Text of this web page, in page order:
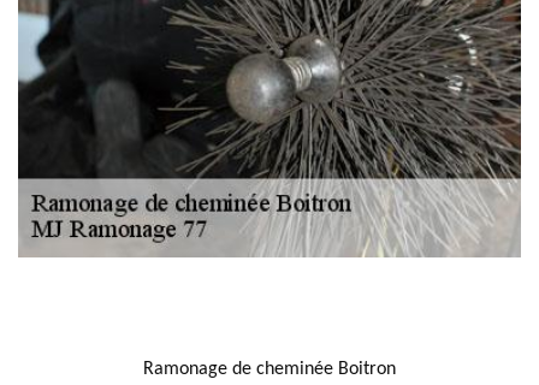
Ramonage de cheminée Boitron